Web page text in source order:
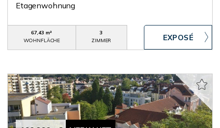
Etagenwohnung
67,43 m²
WOHNFLÄCHE
3
ZIMMER